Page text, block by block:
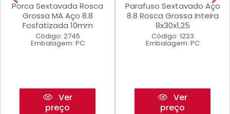
Porca Sextavada Rosca
Grossa MA Aço 8.8
Fosfatizada 10mm
Código: 2745
Embalagem: PC
Ver
preço
Parafuso Sextavado Aço
8.8 Rosca Grossa Inteira
8x30x1,25
Código: 1223
Embalagem: PC
Ver
preço